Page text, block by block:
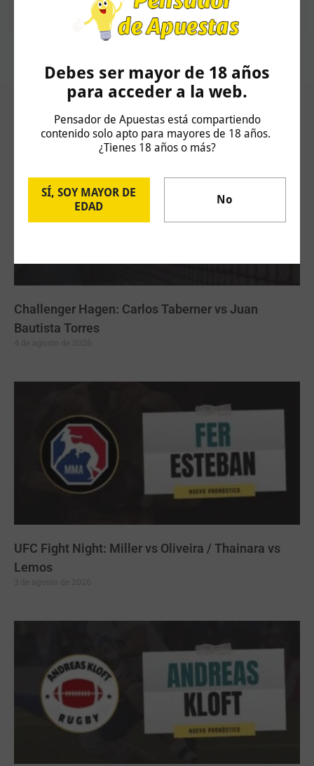
Debes ser mayor de 18 años
para acceder a la web.
Pensador de Apuestas está compartiendo
contenido solo apto para mayores de 18 años.
¿Tienes 18 años o más?
SÍ, SOY MAYOR DE
EDAD
No
verificadas en Tipsterland, donde tengo mi servicio premium.
Challenger Hagen: Carlos Taberner vs Juan
Bautista Torres
UFC Fight Night: Miller vs Oliveira / Thainara vs
Lemos